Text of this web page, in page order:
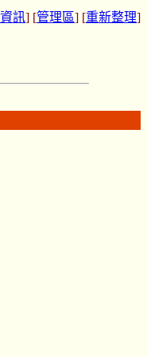
訊] [管理區] [重新整理]